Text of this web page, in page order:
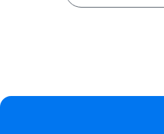
引用したり、作成先の親